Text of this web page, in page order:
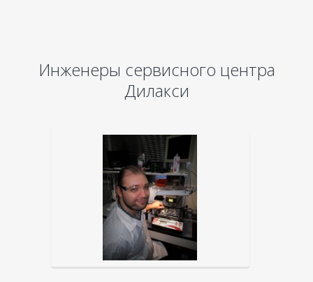
Инженеры сервисного центра
Дилакси